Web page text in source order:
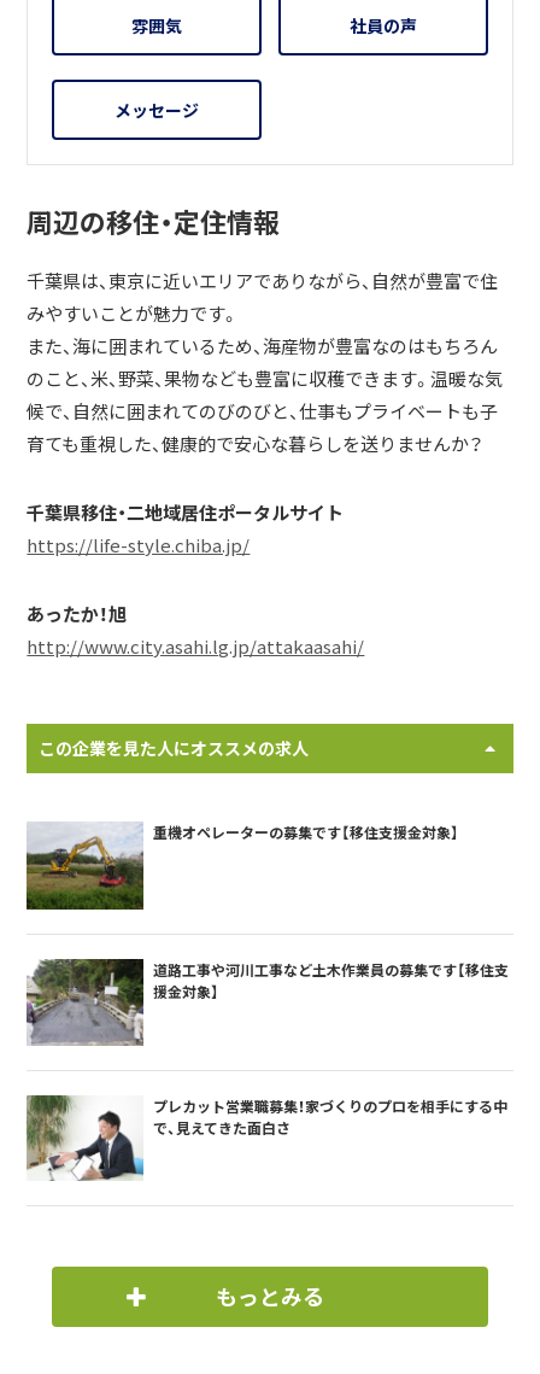
雰囲気 社員の声
メッセージ
周辺の移住・定住情報
千葉県は、東京に近いエリアでありながら、自然が豊富で住
みやすいことが魅力です。
また、海に囲まれているため、海産物が豊富なのはもちろん
のこと、米、野菜、果物なども豊富に収穫できます。温暖な気
候で、自然に囲まれてのびのびと、仕事もプライベートも子
育ても重視した、健康的で安心な暮らしを送りませんか？
千葉県移住・二地域居住ポータルサイト
https://life-style.chiba.jp/
あったか！旭
http://www.city.asahi.lg.jp/attakaasahi/
この企業を見た人にオススメの求人
重機オペレーターの募集です【移住支援金対象】
道路工事や河川工事など土木作業員の募集です【移住支
援金対象】
プレカット営業職募集！家づくりのプロを相手にする中
で、見えてきた面白さ
もっとみる